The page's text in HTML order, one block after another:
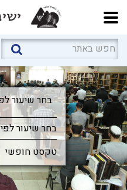
בחר שיעור
בחר שיעור
בחר שיעור